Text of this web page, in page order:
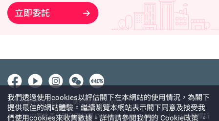
立即委託
中原地產代理有限公司 牌照號碼 C-000227
@ 2026 中原地產代理有限公司 Centaline Property Agency Limited 版權所
我們透過使用cookies以評估閣下在本網站的使用情況，為閣下
提供最佳的網站體驗。繼續瀏覽本網站表示閣下同意及接受我
們使用cookies來收集數據。詳情請參閱我們的Cookie政策。